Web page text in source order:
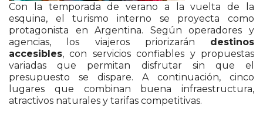
Con la temporada de verano a la vuelta de la
esquina, el turismo interno se proyecta como
protagonista en Argentina. Según operadores y
agencias, los viajeros priorizarán destinos
accesibles, con servicios confiables y propuestas
variadas que permitan disfrutar sin que el
presupuesto se dispare. A continuación, cinco
lugares que combinan buena infraestructura,
atractivos naturales y tarifas competitivas.